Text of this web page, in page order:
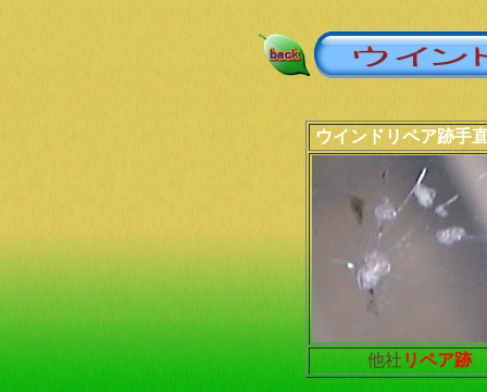
ウインドリペア跡手
他社リペア跡